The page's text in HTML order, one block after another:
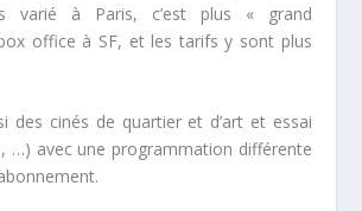
varié à Paris, c’est plus « grand
office à SF, et les tarifs y sont plus
des cinés de quartier et d’art et essai
…) avec une programmation différente